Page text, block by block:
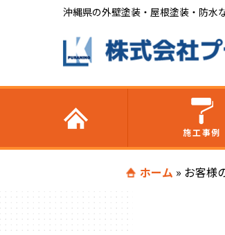
沖縄県の外壁塗装・屋根塗装・防水
施工事例
ホーム » お客様